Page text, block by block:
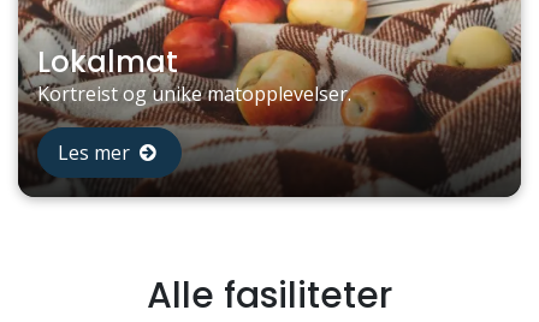
Lokalmat
Kortreist og unike matopplevelser.
Les mer
Alle fasiliteter